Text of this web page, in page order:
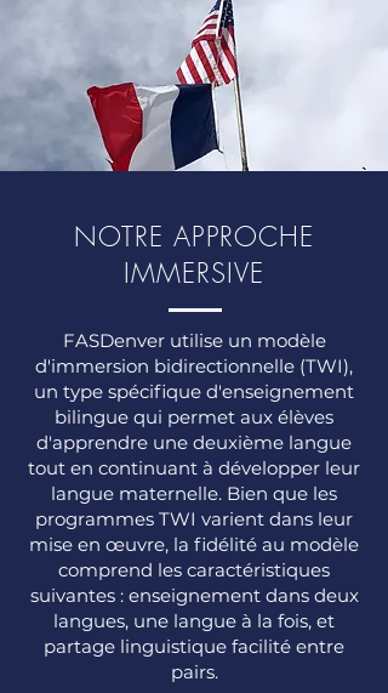
NOTRE APPROCHE
IMMERSIVE
FASDenver utilise un modèle
d'immersion bidirectionnelle (TWI),
un type spécifique d'enseignement
bilingue qui permet aux élèves
d'apprendre une deuxième langue
tout en continuant à développer leur
langue maternelle. Bien que les
programmes TWI varient dans leur
mise en œuvre, la fidélité au modèle
comprend les caractéristiques
suivantes : enseignement dans deux
langues, une langue à la fois, et
partage linguistique facilité entre
pairs.